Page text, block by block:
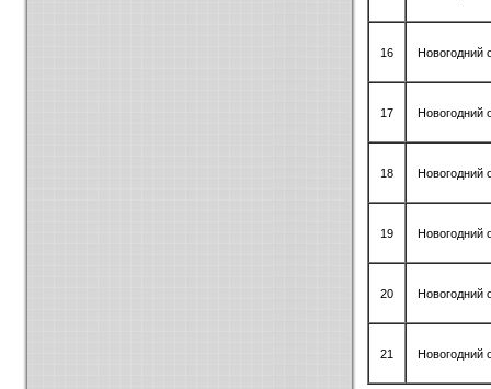
16 Новогодний
17 Новогодний
18 Новогодний
19 Новогодний
20 Новогодний
21 Новогодний